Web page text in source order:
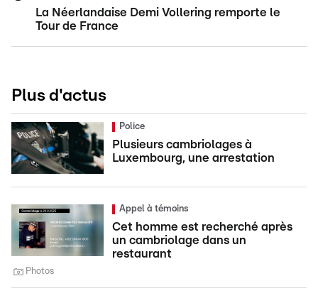
La Néerlandaise Demi Vollering remporte le
Tour de France
Plus d'actus
Police
Plusieurs cambriolages à
Luxembourg, une arrestation
Appel à témoins
Cet homme est recherché après
un cambriolage dans un
restaurant
Photos